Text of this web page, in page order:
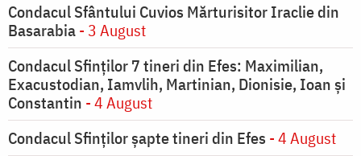
Condacul Sfântului Cuvios Mărturisitor Iraclie din
Basarabia- 3 August
Condacul Sfinţilor 7 tineri din Efes: Maximilian,
Exacustodian, Iamvlih, Martinian, Dionisie, Ioan şi
Constantin - 4 August
Condacul Sfinţilor şapte tineri din Efes - 4 August